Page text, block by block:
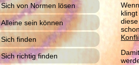
Sich von Normen lösen
Alleine sein können
Sich finden
Sich richtig finden